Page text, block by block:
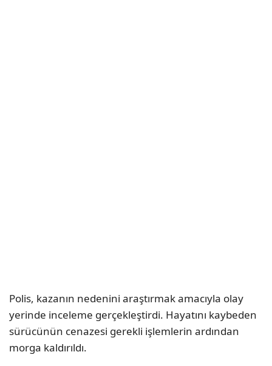
Polis, kazanın nedenini araştırmak amacıyla olay
yerinde inceleme gerçekleştirdi. Hayatını kaybeden
sürücünün cenazesi gerekli işlemlerin ardından
morga kaldırıldı.